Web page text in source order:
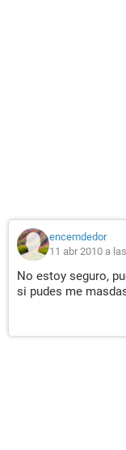
encemdedor
11 abr 2010 a
No estoy seguro,
si pudes me